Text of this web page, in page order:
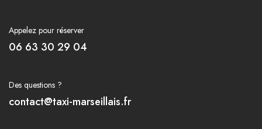
Appelez pour réserver
06 63 30 29 04
Des questions ?
contact@taxi-marseillais.fr